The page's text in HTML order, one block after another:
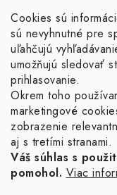
Cookies sú
sú nevyhnutné pre
uľahčujú
umožňujú sledovať
prihlasovanie.
Okrem toho
marketingové
zobrazenie
aj s tretími stranami.
Váš súhlas s
pomohol. Viac
Facebook
Obľúbené šperky
Náušnice
Informácie pre vás